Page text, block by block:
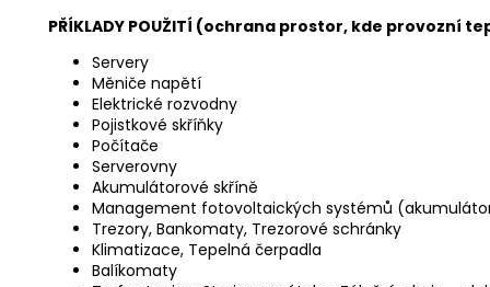
PŘÍKLADY POUŽITÍ (ochrana prostor, kde provozní
Servery
Měniče napětí
Elektrické rozvodny
Pojistkové skříňky
Počítače
Serverovny
Akumulátorové skříně
Management fotovoltaických systémů
Trezory, Bankomaty, Trezorové schránky
Klimatizace, Tepelná čerpadla
Balíkomaty